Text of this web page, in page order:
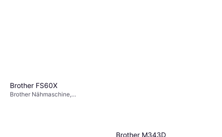
Brother FS60X
Brother Nähmaschine,
Brother M343D